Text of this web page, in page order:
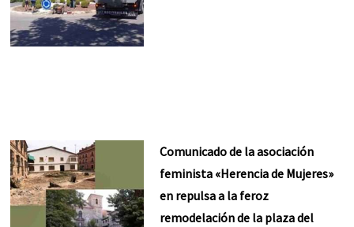
Comunicado de la asociación
feminista «Herencia de Mujeres»
en repulsa a la feroz
remodelación de la plaza del